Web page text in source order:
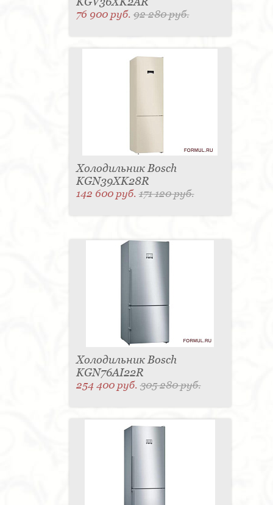
76 900 руб.92 280 руб.
Холодильник Bosch
KGN39XK28R
142 600 руб.171 120 руб.
Холодильник Bosch
KGN76AI22R
254 400 руб.305 280 руб.